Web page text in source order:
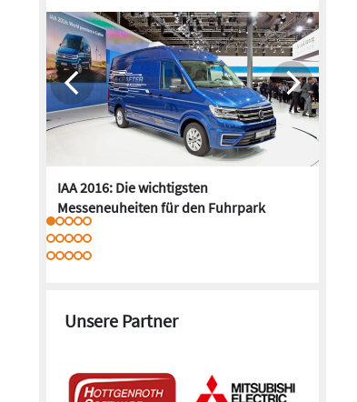
IAA 2016: Die wichtigsten
Messeneuheiten für den Fuhrpark
Unsere Partner